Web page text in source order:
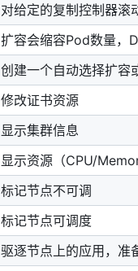
对给定的复制控制器滚
扩容会缩容Pod数量，
创建一个自动选择扩容
修改证书资源
显示集群信息
显示资源（CPU/
标记节点不可调
标记节点可调度
驱逐节点上的应用，准